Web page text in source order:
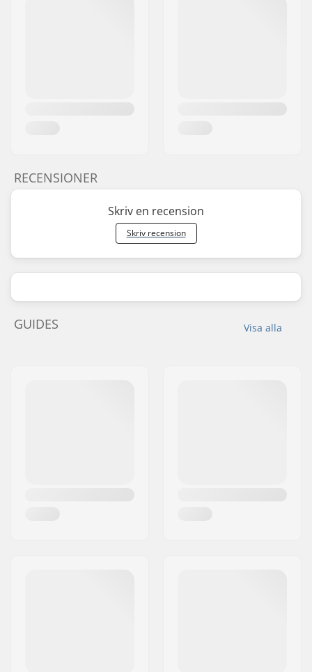
RECENSIONER
Skriv en recension
Skriv recension
Visa alla
GUIDES